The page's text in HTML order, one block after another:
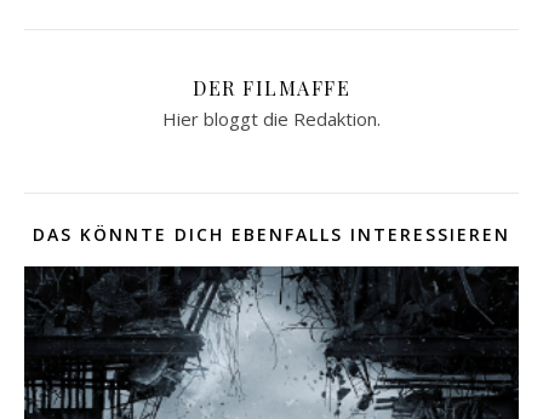
DER FILMAFFE
Hier bloggt die Redaktion.
DAS KÖNNTE DICH EBENFALLS INTERESSIEREN